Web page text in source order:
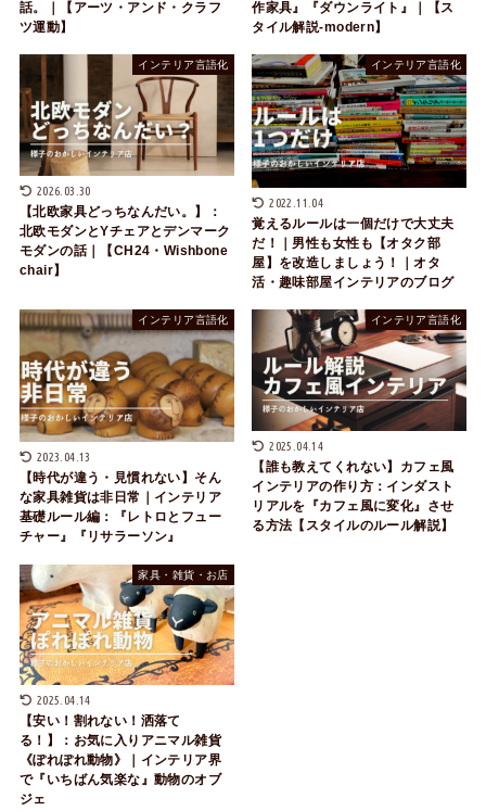
話。｜【アーツ・アンド・クラフ
ツ運動】
作家具』『ダウンライト』｜【ス
タイル解説-modern】
インテリア言語化
2026.03.30
【北欧家具どっちなんだい。】：
北欧モダンとYチェアとデンマーク
モダンの話｜【CH24・Wishbone
chair】
インテリア言語化
2022.11.04
覚えるルールは一個だけで大丈夫
だ！｜男性も女性も【オタク部
屋】を改造しましょう！｜オタ
活・趣味部屋インテリアのブログ
インテリア言語化
2023.04.13
【時代が違う・見慣れない】そん
な家具雑貨は非日常｜インテリア
基礎ルール編：『レトロとフュー
チャー』『リサラーソン』
インテリア言語化
2025.04.14
【誰も教えてくれない】カフェ風
インテリアの作り方：インダスト
リアルを『カフェ風に変化』させ
る方法【スタイルのルール解説】
家具・雑貨・お店
2025.04.14
【安い！割れない！洒落て
る！】：お気に入りアニマル雑貨
《ぽれぽれ動物》｜インテリア界
で『いちばん気楽な』動物のオブ
ジェ